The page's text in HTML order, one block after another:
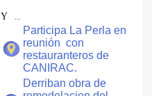
Y
Participa La Perla en
reunión con
restauranteros de
CANIRAC.
Derriban obra de